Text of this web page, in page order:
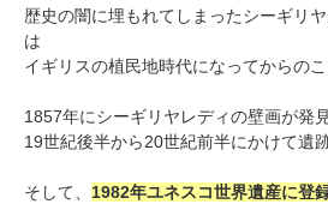
歴史の闇に埋もれてしまったシーギリ
は
イギリスの植民地時代になってからのこ
1857年にシーギリヤレディの壁画が発
19世紀後半から20世紀前半にかけて遺
そして、 1982年ユネスコ世界遺産に登